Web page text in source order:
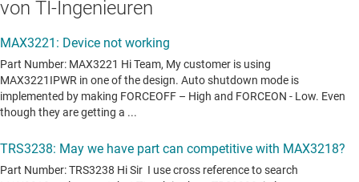
von TI-Ingenieuren